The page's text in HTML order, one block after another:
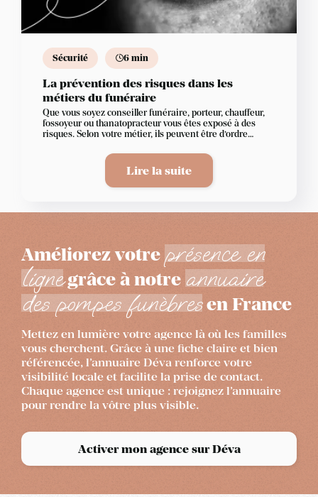
Sécurité 6 min
La prévention des risques dans les
métiers du funéraire
Que vous soyez conseiller funéraire, porteur, chauffeur,
fossoyeur ou thanatopracteur vous êtes exposé à des
risques. Selon votre métier, ils peuvent être d’ordre
Comment faire pour les éviter ou les réduire ?
Lire la suite
Améliorez votre présence en
lignegrâce à notre annuaire
des pompes funèbresen France
Mettez en lumière votre agence là où les familles
vous cherchent. Grâce à une fiche claire et bien
référencée, l’annuaire Déva renforce votre
visibilité locale et facilite la prise de contact.
Chaque agence est unique : rejoignez l’annuaire
pour rendre la vôtre plus visible.
Activer mon agence sur Déva